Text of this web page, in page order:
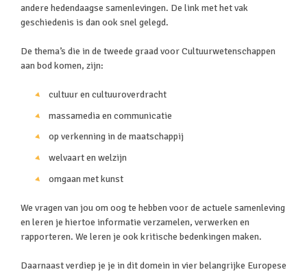
andere hedendaagse samenlevingen. De link met het vak
geschiedenis is dan ook snel gelegd.
De thema’s die in de tweede graad voor Cultuurwetenschappen
aan bod komen, zijn:
cultuur en cultuuroverdracht
massamedia en communicatie
op verkenning in de maatschappij
welvaart en welzijn
omgaan met kunst
We vragen van jou om oog te hebben voor de actuele samenleving
en leren je hiertoe informatie verzamelen, verwerken en
rapporteren. We leren je ook kritische bedenkingen maken.
Daarnaast verdiep je je in dit domein in vier belangrijke Europese